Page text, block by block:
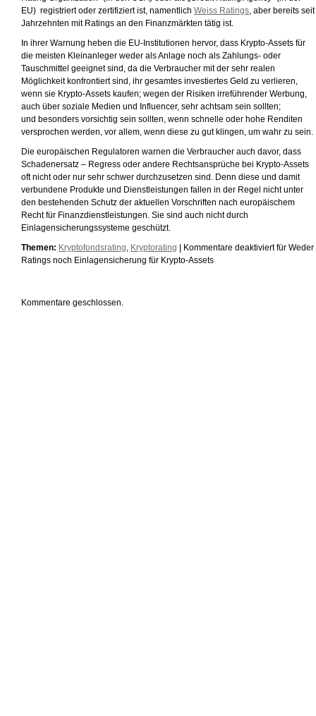
EU) registriert oder zertifiziert ist, namentlich Weiss Ratings , aber bereits seit
Jahrzehnten mit Ratings an den Finanzmärkten tätig ist.
In ihrer Warnung heben die EU-Institutionen hervor, dass Krypto-Assets für
die meisten Kleinanleger weder als Anlage noch als Zahlungs- oder
Tauschmittel geeignet sind, da die Verbraucher mit der sehr realen
Möglichkeit konfrontiert sind, ihr gesamtes investiertes Geld zu verlieren,
wenn sie Krypto-Assets kaufen; wegen der Risiken irreführender Werbung,
auch über soziale Medien und Influencer, sehr achtsam sein sollten;
und besonders vorsichtig sein sollten, wenn schnelle oder hohe Renditen
versprochen werden, vor allem, wenn diese zu gut klingen, um wahr zu sein.
Die europäischen Regulatoren warnen die Verbraucher auch davor, dass
Schadenersatz – Regress oder andere Rechtsansprüche bei Krypto-Assets
oft nicht oder nur sehr schwer durchzusetzen sind. Denn diese und damit
verbundene Produkte und Dienstleistungen fallen in der Regel nicht unter
den bestehenden Schutz der aktuellen Vorschriften nach europäischem
Recht für Finanzdienstleistungen. Sie sind auch nicht durch
Einlagensicherungssysteme geschützt.
Themen: Kryptofondsrating Kryptorating Kommentare deaktiviertfür Weder
Ratings noch Einlagensicherung für Krypto-Assets
Kommentare geschlossen.